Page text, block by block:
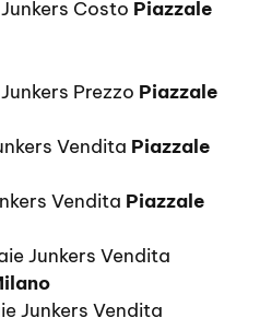
Costo Piazzale
Prezzo Piazzale
Vendita Piazzale
Vendita Piazzale
Junkers Vendita
Junkers Vendita